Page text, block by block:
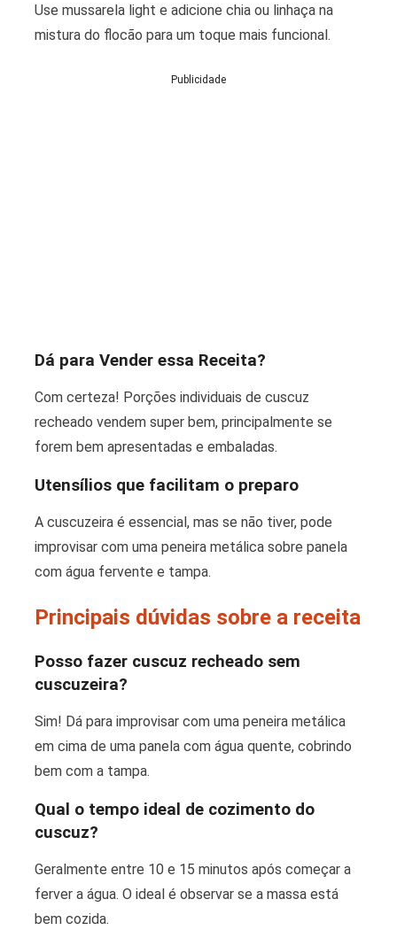
Use mussarela light e adicione chia ou linhaça na
mistura do flocão para um toque mais funcional.
Publicidade
Dá para Vender essa Receita?
Com certeza! Porções individuais de cuscuz
recheado vendem super bem, principalmente se
forem bem apresentadas e embaladas.
Utensílios que facilitam o preparo
A cuscuzeira é essencial, mas se não tiver, pode
improvisar com uma peneira metálica sobre panela
com água fervente e tampa.
Principais dúvidas sobre a receita
Posso fazer cuscuz recheado sem
cuscuzeira?
Sim! Dá para improvisar com uma peneira metálica
em cima de uma panela com água quente, cobrindo
bem com a tampa.
Qual o tempo ideal de cozimento do
cuscuz?
Geralmente entre 10 e 15 minutos após começar a
ferver a água. O ideal é observar se a massa está
bem cozida.